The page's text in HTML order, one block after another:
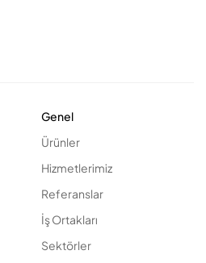
Genel
Ürünler
Hizmetlerimiz
Referanslar
İş Ortakları
Sektörler